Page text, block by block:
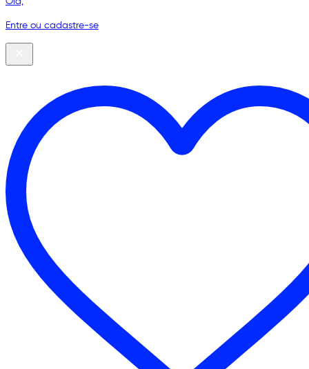
Entre ou cadastre-se